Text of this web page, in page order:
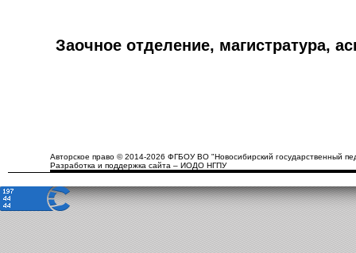
Заочное отделение, магистратура,
Авторское право © 2014-2026 ФГБОУ ВО "Новосибирский государственный
Разработка и поддержка сайта – ИОДО НГПУ